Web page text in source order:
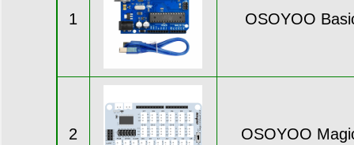
1 OSOYOO
2 OSOYOO